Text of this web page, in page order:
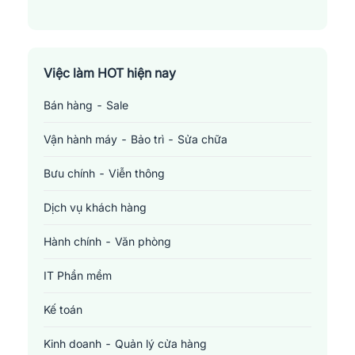
Quận Tân Bình
Quận Tân Phú
Quận Thủ Đức
Việc làm HOT hiện nay
Bán hàng - Sale
Vận hành máy - Bảo trì - Sửa chữa
Bưu chính - Viễn thông
Dịch vụ khách hàng
Hành chính - Văn phòng
IT Phần mềm
Kế toán
Kinh doanh - Quản lý cửa hàng